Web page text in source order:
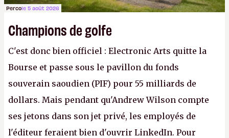
Percole 5 août 2026
Champions de golfe
C'est donc bien officiel : Electronic Arts quitte la
Bourse et passe sous le pavillon du fonds
souverain saoudien (PIF) pour 55 milliards de
dollars. Mais pendant qu'Andrew Wilson compte
ses jetons dans son jet privé, les employés de
l'éditeur feraient bien d'ouvrir LinkedIn. Pour